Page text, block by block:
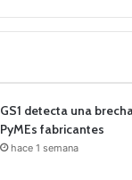
GS1 detecta una
PyMEs fabricantes
hace 1 semana